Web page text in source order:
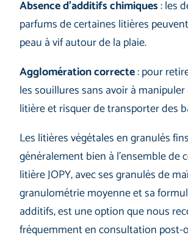
Absence d’additifs chimiques: les
parfums de certaines litières
peau à vif autour de la plaie.
Agglomération correcte: pour
les souillures sans avoir à
litière et risquer de transporter des
Les litières végétales en granulés
généralement bien à l’ensemble de
litière JOPY, avec ses granulés de
granulométrie moyenne et sa
additifs, est une option que nous
fréquemment en consultation post-